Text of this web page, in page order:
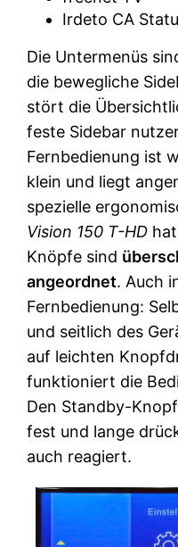
Irdeto CA
Die Untermenüs
die bewegliche
stört die
feste Sidebar
Fernbedienung ist
klein und liegt
spezielle
Vision 150 T-HD
Knöpfe sind
angeordnet. Auch
Fernbedienung:
und seitlich des
auf leichten
funktioniert die
Den Standby-
fest und lange
auch reagiert.